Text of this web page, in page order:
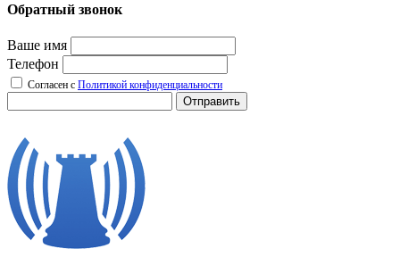
Обратный звонок
Ваше имя
Телефон
Согласен с Политикой конфиденциальности
Отправить